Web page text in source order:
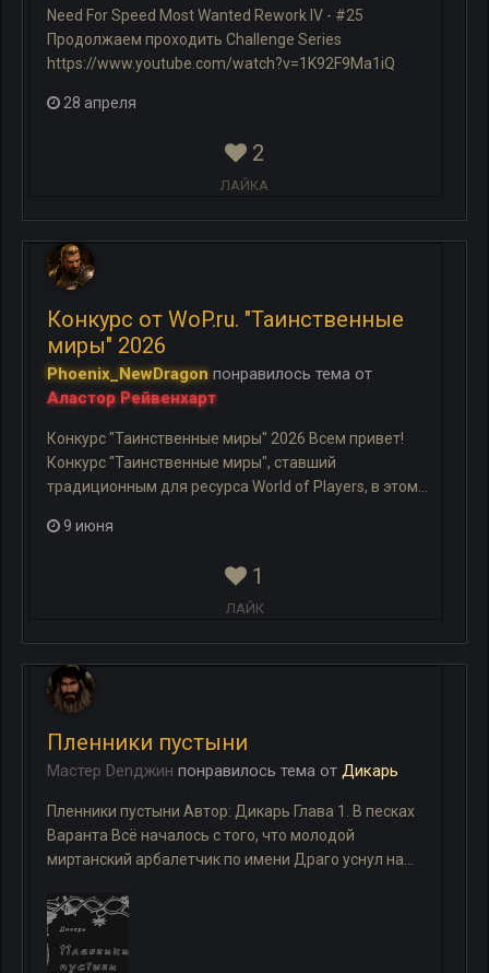
Need For Speed Most Wanted Rework IV - #25
Продолжаем проходить Challenge Series
https://www.youtube.com/watch?v=1K92F9Ma1iQ
28 апреля
2
ЛАЙКА
Конкурс от WoP.ru. "Таинственные
миры" 2026
Phoenix_NewDragon понравилось тема от
Аластор Рейвенхарт
Конкурс "Таинственные миры" 2026 Всем привет!
Конкурс "Таинственные миры", ставший
традиционным для ресурса World of Players, в этом...
9 июня
1
ЛАЙК
Пленники пустыни
Мастер Denджин понравилось тема от Дикарь
Пленники пустыни Автор: Дикарь Глава 1. В песках
Варанта Всё началось с того, что молодой
миртанский арбалетчик по имени Драго уснул на...